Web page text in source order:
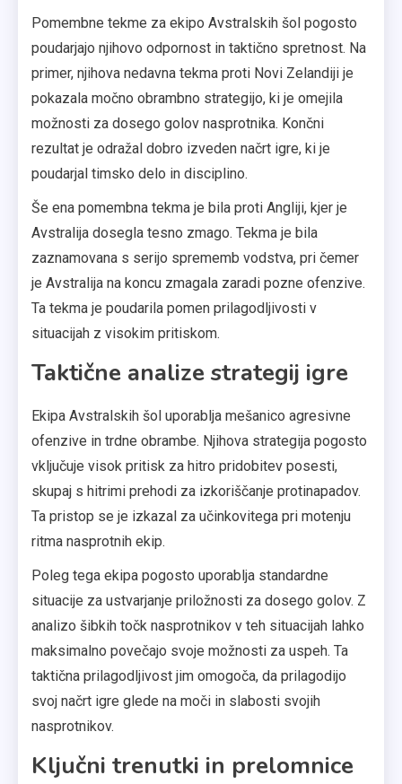
Pomembne tekme za ekipo Avstralskih šol pogosto
poudarjajo njihovo odpornost in taktično spretnost. Na
primer, njihova nedavna tekma proti Novi Zelandiji je
pokazala močno obrambno strategijo, ki je omejila
možnosti za dosego golov nasprotnika. Končni
rezultat je odražal dobro izveden načrt igre, ki je
poudarjal timsko delo in disciplino.
Še ena pomembna tekma je bila proti Angliji, kjer je
Avstralija dosegla tesno zmago. Tekma je bila
zaznamovana s serijo sprememb vodstva, pri čemer
je Avstralija na koncu zmagala zaradi pozne ofenzive.
Ta tekma je poudarila pomen prilagodljivosti v
situacijah z visokim pritiskom.
Taktične analize strategij igre
Ekipa Avstralskih šol uporablja mešanico agresivne
ofenzive in trdne obrambe. Njihova strategija pogosto
vključuje visok pritisk za hitro pridobitev posesti,
skupaj s hitrimi prehodi za izkoriščanje protinapadov.
Ta pristop se je izkazal za učinkovitega pri motenju
ritma nasprotnih ekip.
Poleg tega ekipa pogosto uporablja standardne
situacije za ustvarjanje priložnosti za dosego golov. Z
analizo šibkih točk nasprotnikov v teh situacijah lahko
maksimalno povečajo svoje možnosti za uspeh. Ta
taktična prilagodljivost jim omogoča, da prilagodijo
svoj načrt igre glede na moči in slabosti svojih
nasprotnikov.
Ključni trenutki in prelomnice